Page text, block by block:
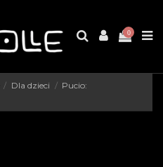
0
Dla dzieci
Pucio: